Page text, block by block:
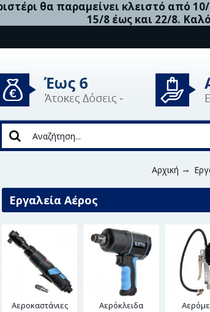
θα παραμείνει κλειστό από
15/8 έως και 22/8.
Αρχική
Εργαλεία Αέρος
Αεροκαστάνιες Αερόκλειδα